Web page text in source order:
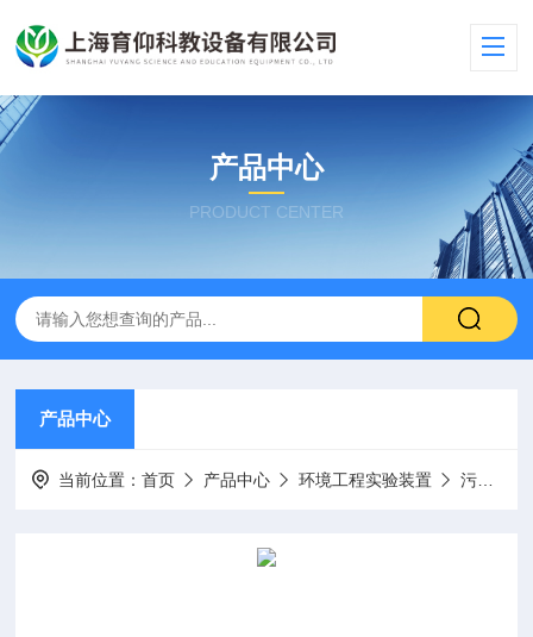
产品中心
PRODUCT CENTER
产品中心
当前位置：首页 产品中心 环境工程实验装置 污水处理实验装置